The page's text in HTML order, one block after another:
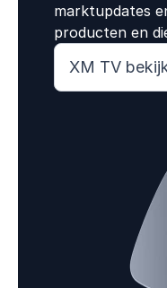
marktupdates
producten en
XM TV